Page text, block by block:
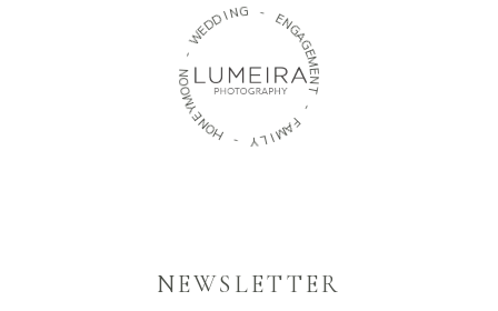
-
W
EDDIN G -
E
N
G
A
G
E
M
E
N
T
-
F
A
M
I
L
Y
-
H
O
N
E
Y
M
O
O
N
NEWSLETTER